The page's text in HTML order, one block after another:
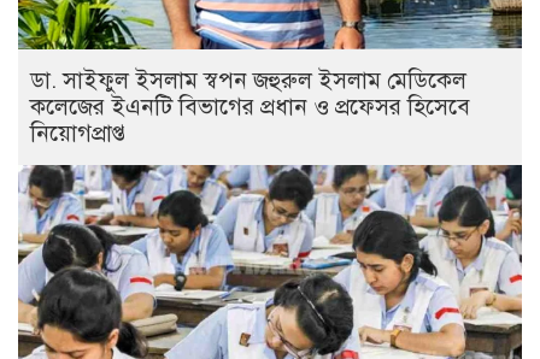
ডা. সাইফুল ইসলাম স্বপন জহুরুল ইসলাম মেডিকেল
কলেজের ইএনটি বিভাগের প্রধান ও প্রফেসর হিসেবে
নিয়োগপ্রাপ্ত